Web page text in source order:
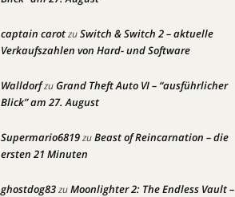
captain carotzuSwitch & Switch 2 – aktuelle
Verkaufszahlen von Hard- und Software
WalldorfzuGrand Theft Auto VI – “ausführlicher
Blick” am 27. August
Supermario6819zuBeast of Reincarnation – die
ersten 21 Minuten
ghostdog83zuMoonlighter 2: The Endless Vault –